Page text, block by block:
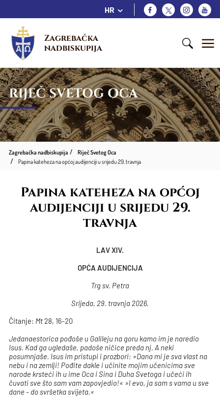
HR
Zagrebačka
nadbiskupija
RIJEČ SVETOG OCA
Zagrebačka nadbiskupija
Riječ Svetog Oca
Papina kateheza na općoj audijenciji u srijedu 29. travnja
Papina kateheza na općoj
audijenciji u srijedu 29.
travnja
LAV XIV.
OPĆA AUDIJENCIJA
Trg sv. Petra
Srijeda, 29. travnja 2026.
Čitanje: Mt 28, 16-20
Jedanaestorica pođoše u Galileju na goru kamo im je naredio
Isus. Kad ga ugledaše, padoše ničice preda nj. A neki
posumnjaše. Isus im pristupi i prozbori: »Dana mi je sva vlast na
nebu i na zemlji! Pođite dakle i učinite mojim učenicima sve
narode krsteći ih u ime Oca i Sina i Duha Svetoga i učeći ih
čuvati sve što sam vam zapovjedio!« »I evo, ja sam s vama u sve
dane - do svršetka svijeta.«